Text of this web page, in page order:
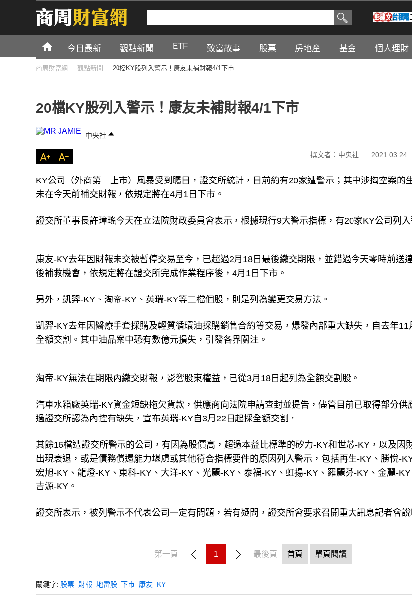
今日最新 觀點新聞 ETF 致富故事 股票 房地產 基金 個人理財
商周財富網 觀點新聞 20檔KY股列入警示！康友未補財報4/1下市
20檔KY股列入警示！康友未補財報4/1下市
中央社
撰文者：中央社 2021.03.24
KY公司（外商第一上市）風暴受到矚目，證交所統計，目前約有20家遭警示；其中涉掏空案的
未在今天前補交財報，依規定將在4月1日下市。
證交所董事長許璋瑤今天在立法院財政委員會表示，根據現行9大警示指標，有20家KY公司列入
康友-KY去年因財報未交被暫停交易至今，已超過2月18日最後繳交期限，並錯過今天零時前送
後補救機會，依規定將在證交所完成作業程序後，4月1日下市。
另外，凱羿-KY、淘帝-KY、英瑞-KY等三檔個股，則是列為變更交易方法。
凱羿-KY去年因醫療手套採購及輕質循環油採購銷售合約等交易，爆發內部重大缺失，自去年11
全額交割。其中油品案中恐有數億元損失，引發各界關注。
淘帝-KY無法在期限內繳交財報，影響股東權益，已從3月18日起列為全額交割股。
汽車水箱廠英瑞-KY資金短缺拖欠貨款，供應商向法院申請查封並提告，儘管目前已取得部分供
過證交所認為內控有缺失，宣布英瑞-KY自3月22日起採全額交割。
其餘16檔遭證交所警示的公司，有因為股價高，超過本益比標準的矽力-KY和世芯-KY，以及因
出現衰退，或是債務償還能力堪慮或其他符合指標要件的原因列入警示，包括再生-KY、勝悅-
宏旭-KY、龍燈-KY、東科-KY、大洋-KY、光麗-KY、泰福-KY、虹揚-KY、羅麗芬-KY、金麗-KY
吉源-KY。
證交所表示，被列警示不代表公司一定有問題，若有疑問，證交所會要求召開重大訊息記者會說
第一頁 1 最後頁 首頁 單頁閱讀
關鍵字: 股票 財報 地雷股 下市 康友 KY